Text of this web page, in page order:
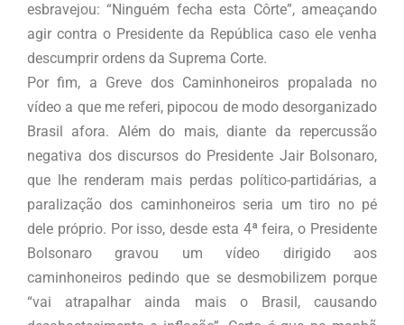
esbravejou: “Ninguém fecha esta Côrte”, ameaçando
agir contra o Presidente da República caso ele venha
descumprir ordens da Suprema Corte.
Por fim, a Greve dos Caminhoneiros propalada no
vídeo a que me referi, pipocou de modo desorganizado
Brasil afora. Além do mais, diante da repercussão
negativa dos discursos do Presidente Jair Bolsonaro,
que lhe renderam mais perdas político-partidárias, a
paralização dos caminhoneiros seria um tiro no pé
dele próprio. Por isso, desde esta 4ª feira, o Presidente
Bolsonaro gravou um vídeo dirigido aos
caminhoneiros pedindo que se desmobilizem porque
“vai atrapalhar ainda mais o Brasil, causando